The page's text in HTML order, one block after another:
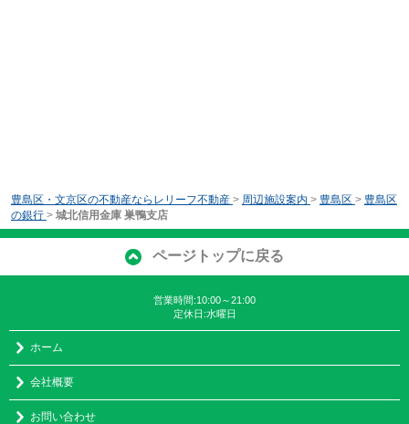
豊島区・文京区の不動産ならレリーフ不動産 > 周辺施設案内 > 豊島区 > 豊島区
の銀行 > 城北信用金庫 巣鴨支店
ページトップに戻る
営業時間:10:00～21:00
定休日:水曜日
ホーム
会社概要
お問い合わせ